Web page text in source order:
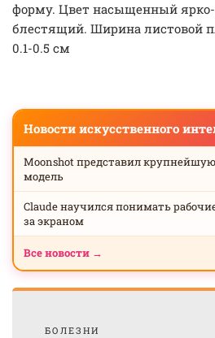
форму. Цвет насыщенный
блестящий. Ширина листовой
0.1-0.5 см
Новости искусственного
Moonshot представил
модель
Claude научился понимать
за экраном
Все новости →
БОЛЕЗНИ